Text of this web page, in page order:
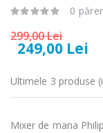
0
299,00 Lei
249,00 Lei
Ultimele 3 produse
Mixer de mana
-15%
Cuptor cu
Heinner ...
Cuptor cu
microunde